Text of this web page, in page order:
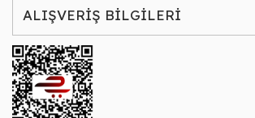
ALIŞVERİŞ BİLGİLERİ